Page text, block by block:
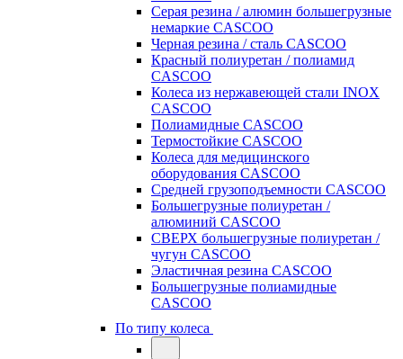
Серая резина / алюмин большегрузные
немаркие CASCOO
Черная резина / сталь CASCOO
Красный полиуретан / полиамид
CASCOO
Колеса из нержавеющей стали INOX
CASCOO
Полиамидные CASCOO
Термостойкие CASCOO
Колеса для медицинского
оборудования CASCOO
Средней грузоподъемности CASCOO
Большегрузные полиуретан /
алюминий CASCOO
СВЕРХ большегрузные полиуретан /
чугун CASCOO
Эластичная резина CASCOO
Большегрузные полиамидные
CASCOO
По типу колеса